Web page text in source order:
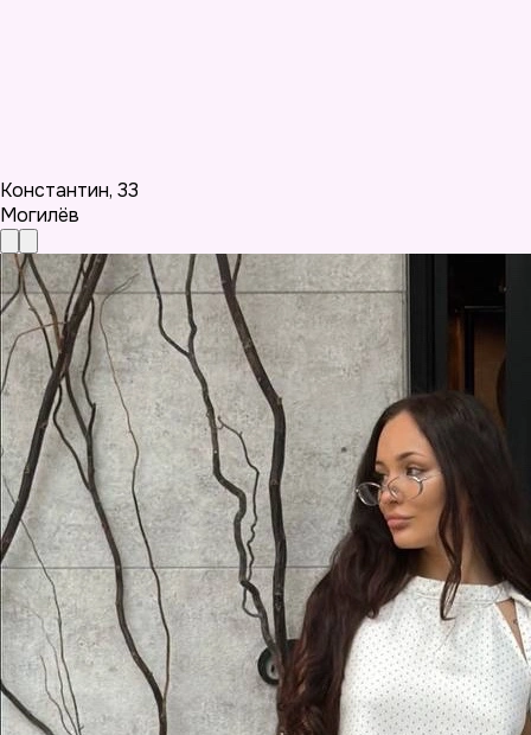
Константин, 33
Могилёв